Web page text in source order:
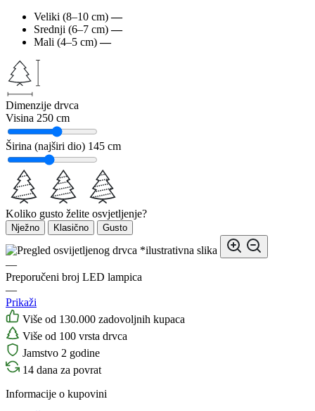
Veliki (8–10 cm) —
Srednji (6–7 cm) —
Mali (4–5 cm) —
Dimenzije drvca
Visina 250 cm
Širina (najširi dio) 145 cm
Koliko gusto želite osvjetljenje?
Nježno Klasično Gusto
*ilustrativna slika
—
Preporučeni broj LED lampica
—
Prikaži
Više od 130.000 zadovoljnih kupaca
Više od 100 vrsta drvca
Jamstvo 2 godine
14 dana za povrat
Informacije o kupovini